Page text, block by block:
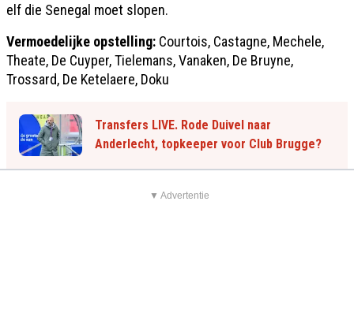
elf die Senegal moet slopen.
Vermoedelijke opstelling: Courtois, Castagne, Mechele,
Theate, De Cuyper, Tielemans, Vanaken, De Bruyne,
Trossard, De Ketelaere, Doku
Transfers LIVE. Rode Duivel naar
Anderlecht, topkeeper voor Club Brugge?
▼ Advertentie